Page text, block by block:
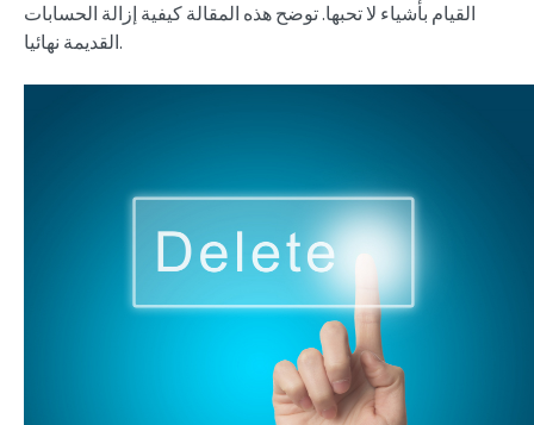
القيام بأشياء لا تحبها. توضح هذه المقالة كيفية إزالة الحسابات
القديمة نهائيا.